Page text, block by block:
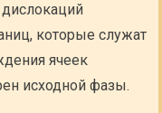
которые служат
ячеек
исходной фазы.